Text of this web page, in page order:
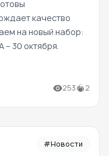
качество
на новый набор:
– 30 октября.
253 2
#Новости